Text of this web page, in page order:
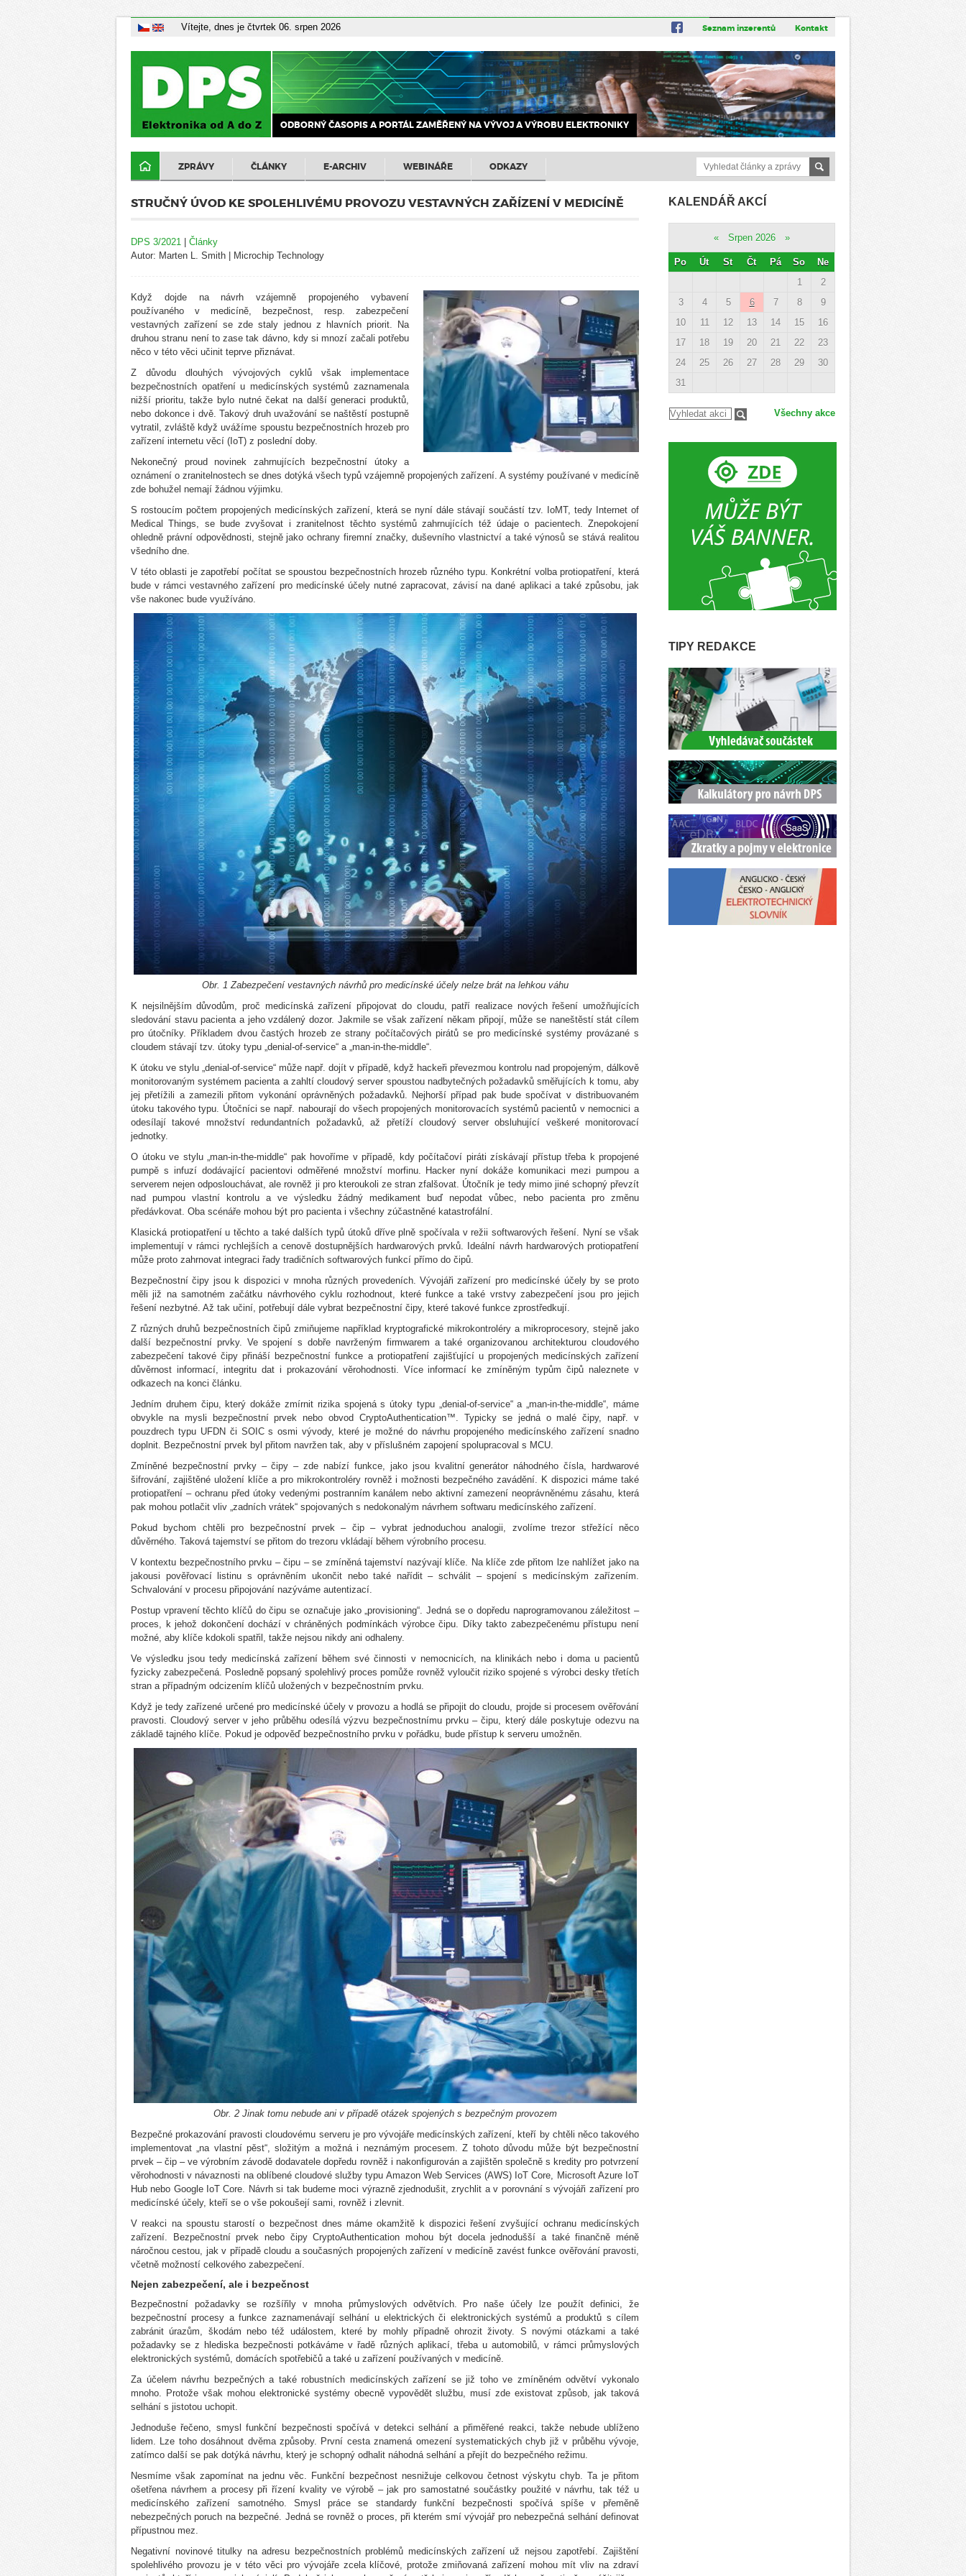
Vítejte, dnes je čtvrtek 06. srpen 2026 Seznam inzerentů Kontakt
ODBORNÝ ČASOPIS A PORTÁL ZAMĚŘENÝ NA VÝVOJ A VÝROBU ELEKTRONIKY
ZPRÁVY ČLÁNKY E-ARCHIV WEBINÁŘE ODKAZY
STRUČNÝ ÚVOD KE SPOLEHLIVÉMU PROVOZU VESTAVNÝCH ZAŘÍZENÍ V MEDICÍNĚ
DPS 3/2021 | Články
Autor: Marten L. Smith | Microchip Technology
Když dojde na návrh vzájemně propojeného vybavení
používaného v medicíně, bezpečnost, resp. zabezpečení
vestavných zařízení se zde staly jednou z hlavních priorit. Na
druhou stranu není to zase tak dávno, kdy si mnozí začali potřebu
něco v této věci učinit teprve přiznávat.
Z důvodu dlouhých vývojových cyklů však implementace
bezpečnostních opatření u medicínských systémů zaznamenala
nižší prioritu, takže bylo nutné čekat na další generaci produktů,
nebo dokonce i dvě. Takový druh uvažování se naštěstí postupně
vytratil, zvláště když uvážíme spoustu bezpečnostních hrozeb pro
zařízení internetu věcí (IoT) z poslední doby.
Nekonečný proud novinek zahrnujících bezpečnostní útoky a
oznámení o zranitelnostech se dnes dotýká všech typů vzájemně propojených zařízení. A systémy používané v medicíně
zde bohužel nemají žádnou výjimku.
S rostoucím počtem propojených medicínských zařízení, která se nyní dále stávají součástí tzv. IoMT, tedy Internet of
Medical Things, se bude zvyšovat i zranitelnost těchto systémů zahrnujících též údaje o pacientech. Znepokojení
ohledně právní odpovědnosti, stejně jako ochrany firemní značky, duševního vlastnictví a také výnosů se stává realitou
všedního dne.
V této oblasti je zapotřebí počítat se spoustou bezpečnostních hrozeb různého typu. Konkrétní volba protiopatření, která
bude v rámci vestavného zařízení pro medicínské účely nutné zapracovat, závisí na dané aplikaci a také způsobu, jak
vše nakonec bude využíváno.
Obr. 1 Zabezpečení vestavných návrhů pro medicínské účely nelze brát na lehkou váhu
K nejsilnějším důvodům, proč medicínská zařízení připojovat do cloudu, patří realizace nových řešení umožňujících
sledování stavu pacienta a jeho vzdálený dozor. Jakmile se však zařízení někam připojí, může se naneštěstí stát cílem
pro útočníky. Příkladem dvou častých hrozeb ze strany počítačových pirátů se pro medicínské systémy provázané s
cloudem stávají tzv. útoky typu „denial-of-service“ a „man-in-the-middle“.
K útoku ve stylu „denial-of-service“ může např. dojít v případě, když hackeři převezmou kontrolu nad propojeným, dálkově
monitorovaným systémem pacienta a zahltí cloudový server spoustou nadbytečných požadavků směřujících k tomu, aby
jej přetížili a zamezili přitom vykonání oprávněných požadavků. Nejhorší případ pak bude spočívat v distribuovaném
útoku takového typu. Útočníci se např. nabourají do všech propojených monitorovacích systémů pacientů v nemocnici a
odesílají takové množství redundantních požadavků, až přetíží cloudový server obsluhující veškeré monitorovací
jednotky.
O útoku ve stylu „man-in-the-middle“ pak hovoříme v případě, kdy počítačoví piráti získávají přístup třeba k propojené
pumpě s infuzí dodávající pacientovi odměřené množství morfinu. Hacker nyní dokáže komunikaci mezi pumpou a
serverem nejen odposlouchávat, ale rovněž ji pro kteroukoli ze stran zfalšovat. Útočník je tedy mimo jiné schopný převzít
nad pumpou vlastní kontrolu a ve výsledku žádný medikament buď nepodat vůbec, nebo pacienta pro změnu
předávkovat. Oba scénáře mohou být pro pacienta i všechny zúčastněné katastrofální.
Klasická protiopatření u těchto a také dalších typů útoků dříve plně spočívala v režii softwarových řešení. Nyní se však
implementují v rámci rychlejších a cenově dostupnějších hardwarových prvků. Ideální návrh hardwarových protiopatření
může proto zahrnovat integraci řady tradičních softwarových funkcí přímo do čipů.
Bezpečnostní čipy jsou k dispozici v mnoha různých provedeních. Vývojáři zařízení pro medicínské účely by se proto
měli již na samotném začátku návrhového cyklu rozhodnout, které funkce a také vrstvy zabezpečení jsou pro jejich
řešení nezbytné. Až tak učiní, potřebují dále vybrat bezpečnostní čipy, které takové funkce zprostředkují.
Z různých druhů bezpečnostních čipů zmiňujeme například kryptografické mikrokontroléry a mikroprocesory, stejně jako
další bezpečnostní prvky. Ve spojení s dobře navrženým firmwarem a také organizovanou architekturou cloudového
zabezpečení takové čipy přináší bezpečnostní funkce a protiopatření zajišťující u propojených medicínských zařízení
důvěrnost informací, integritu dat i prokazování věrohodnosti. Více informací ke zmíněným typům čipů naleznete v
odkazech na konci článku.
Jedním druhem čipu, který dokáže zmírnit rizika spojená s útoky typu „denial-of-service“ a „man-in-the-middle“, máme
obvykle na mysli bezpečnostní prvek nebo obvod CryptoAuthentication™. Typicky se jedná o malé čipy, např. v
pouzdrech typu UFDN či SOIC s osmi vývody, které je možné do návrhu propojeného medicínského zařízení snadno
doplnit. Bezpečnostní prvek byl přitom navržen tak, aby v příslušném zapojení spolupracoval s MCU.
Zmíněné bezpečnostní prvky – čipy – zde nabízí funkce, jako jsou kvalitní generátor náhodného čísla, hardwarové
šifrování, zajištěné uložení klíče a pro mikrokontroléry rovněž i možnosti bezpečného zavádění. K dispozici máme také
protiopatření – ochranu před útoky vedenými postranním kanálem nebo aktivní zamezení neoprávněnému zásahu, která
pak mohou potlačit vliv „zadních vrátek“ spojovaných s nedokonalým návrhem softwaru medicínského zařízení.
Pokud bychom chtěli pro bezpečnostní prvek – čip – vybrat jednoduchou analogii, zvolíme trezor střežící něco
důvěrného. Taková tajemství se přitom do trezoru vkládají během výrobního procesu.
V kontextu bezpečnostního prvku – čipu – se zmíněná tajemství nazývají klíče. Na klíče zde přitom lze nahlížet jako na
jakousi pověřovací listinu s oprávněním ukončit nebo také nařídit – schválit – spojení s medicínským zařízením.
Schvalování v procesu připojování nazýváme autentizací.
Postup vpravení těchto klíčů do čipu se označuje jako „provisioning“. Jedná se o dopředu naprogramovanou záležitost –
proces, k jehož dokončení dochází v chráněných podmínkách výrobce čipu. Díky takto zabezpečenému přístupu není
možné, aby klíče kdokoli spatřil, takže nejsou nikdy ani odhaleny.
Ve výsledku jsou tedy medicínská zařízení během své činnosti v nemocnicích, na klinikách nebo i doma u pacientů
fyzicky zabezpečená. Posledně popsaný spolehlivý proces pomůže rovněž vyloučit riziko spojené s výrobci desky třetích
stran a případným odcizením klíčů uložených v bezpečnostním prvku.
Když je tedy zařízené určené pro medicínské účely v provozu a hodlá se připojit do cloudu, projde si procesem ověřování
pravosti. Cloudový server v jeho průběhu odesílá výzvu bezpečnostnímu prvku – čipu, který dále poskytuje odezvu na
základě tajného klíče. Pokud je odpověď bezpečnostního prvku v pořádku, bude přístup k serveru umožněn.
Obr. 2 Jinak tomu nebude ani v případě otázek spojených s bezpečným provozem
Bezpečné prokazování pravosti cloudovému serveru je pro vývojáře medicínských zařízení, kteří by chtěli něco takového
implementovat „na vlastní pěst“, složitým a možná i neznámým procesem. Z tohoto důvodu může být bezpečnostní
prvek – čip – ve výrobním závodě dodavatele dopředu rovněž i nakonfigurován a zajištěn společně s kredity pro potvrzení
věrohodnosti v návaznosti na oblíbené cloudové služby typu Amazon Web Services (AWS) IoT Core, Microsoft Azure IoT
Hub nebo Google IoT Core. Návrh si tak budeme moci výrazně zjednodušit, zrychlit a v porovnání s vývojáři zařízení pro
medicínské účely, kteří se o vše pokoušejí sami, rovněž i zlevnit.
V reakci na spoustu starostí o bezpečnost dnes máme okamžitě k dispozici řešení zvyšující ochranu medicínských
zařízení. Bezpečnostní prvek nebo čipy CryptoAuthentication mohou být docela jednodušší a také finančně méně
náročnou cestou, jak v případě cloudu a současných propojených zařízení v medicíně zavést funkce ověřování pravosti,
včetně možností celkového zabezpečení.
Nejen zabezpečení, ale i bezpečnost
Bezpečnostní požadavky se rozšířily v mnoha průmyslových odvětvích. Pro naše účely lze použít definici, že
bezpečnostní procesy a funkce zaznamenávají selhání u elektrických či elektronických systémů a produktů s cílem
zabránit úrazům, škodám nebo též událostem, které by mohly případně ohrozit životy. S novými otázkami a také
požadavky se z hlediska bezpečnosti potkáváme v řadě různých aplikací, třeba u automobilů, v rámci průmyslových
elektronických systémů, domácích spotřebičů a také u zařízení používaných v medicíně.
Za účelem návrhu bezpečných a také robustních medicínských zařízení se již toho ve zmíněném odvětví vykonalo
mnoho. Protože však mohou elektronické systémy obecně vypovědět službu, musí zde existovat způsob, jak taková
selhání s jistotou uchopit.
Jednoduše řečeno, smysl funkční bezpečnosti spočívá v detekci selhání a přiměřené reakci, takže nebude ublíženo
lidem. Lze toho dosáhnout dvěma způsoby. První cesta znamená omezení systematických chyb již v průběhu vývoje,
zatímco další se pak dotýká návrhu, který je schopný odhalit náhodná selhání a přejít do bezpečného režimu.
Nesmíme však zapomínat na jednu věc. Funkční bezpečnost nesnižuje celkovou četnost výskytu chyb. Ta je přitom
ošetřena návrhem a procesy při řízení kvality ve výrobě – jak pro samostatné součástky použité v návrhu, tak též u
medicínského zařízení samotného. Smysl práce se standardy funkční bezpečnosti spočívá spíše v přeměně
nebezpečných poruch na bezpečné. Jedná se rovněž o proces, při kterém smí vývojář pro nebezpečná selhání definovat
přípustnou mez.
Negativní novinové titulky na adresu bezpečnostních problémů medicínských zařízení už nejsou zapotřebí. Zajištění
spolehlivého provozu je v této věci pro vývojáře zcela klíčové, protože zmiňovaná zařízení mohou mít vliv na zdraví
KALENDÁŘ AKCÍ
« Srpen 2026 »
Po Út St Čt Pá So
Ne
1
2
3
4 5 6 7 8
9
10
11 12 13 14 15
16
17
18 19 20 21 22
23
24
25 26 27 28 29
30
31
Všechny akce
TIPY REDAKCE